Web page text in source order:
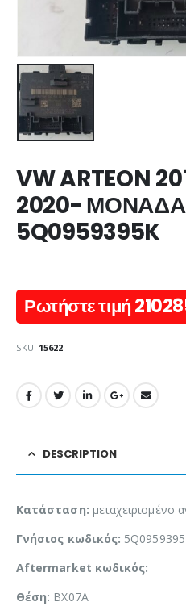
VW ARTEON
2020-
5Q0959395K
Ρωτήστε τιμή
SKU: 15622
DESCRIPTION
Κατάσταση: μεταχειρισμένο
Γνήσιος κωδικός:
Aftermarket κωδικός:
Θέση: BX07A